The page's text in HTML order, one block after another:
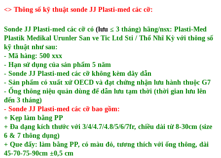
<> Thông số kỹ thuật sonde JJ Plasti-med các cỡ:
Sonde JJ Plasti-med các cỡ có (lưu ≤ 3 tháng) hãng/nsx: Plasti-Med
Plastik Medikal Urunler San ve Tic Ltd Sti / Thổ Nhĩ Kỳ với thông số
kỹ thuật như sau:
- Mã hàng: 500 xxx
- Hạn sử dụng của sản phẩm 5 năm
- Sonde JJ Plasti-med các cỡ không kèm dây dẫn
- Sản phẩm có xuất xứ OECD và đạt chứng nhận lưu hành thuộc G7
- Ống thông niệu quản dùng để dẫn lưu tạm thời (thời gian lưu lên
đến 3 tháng)
- Sonde JJ Plasti-med các cỡ bao gồm:
+ Kẹp làm bằng PP
+ Đa dạng kích thước với 3/4/4.7/4.8/5/6/7fr, chiều dài từ 8-30cm (size
6 & 7 thông dụng)
+ Que đẩy: làm bằng PP, có màu đỏ, tương thích với ống thông, dài
45-70-75-90cm ±0,5 cm